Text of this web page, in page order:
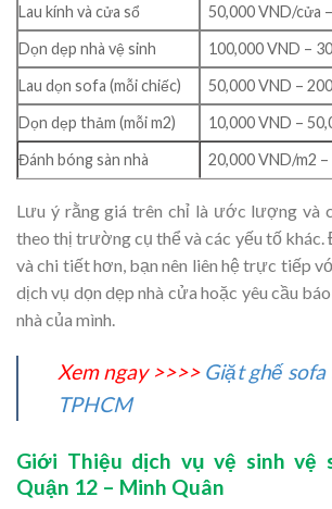
Lau kính và cửa sổ
50,000 VND/cửa
Dọn dẹp nhà vệ sinh
100,000 VND –
Lau dọn sofa (mỗi chiếc)
50,000 VND –
Dọn dẹp thảm (mỗi m2)
10,000 VND –
Đánh bóng sàn nhà
20,000 VND/m2
Lưu ý rằng giá trên chỉ là ước lượng và
theo thị trường cụ thể và các yếu tố khác.
và chi tiết hơn, bạn nên liên hệ trực tiếp
dịch vụ dọn dẹp nhà cửa hoặc yêu cầu
nhà của mình.
Xem ngay >>>> Giặt ghế
TPHCM
Giới Thiệu dịch vụ vệ sinh vệ
Quận 12 – Minh Quân